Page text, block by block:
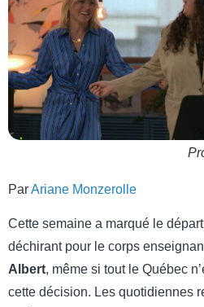
ParAriane Monzerolle
Cette semaine a marqué le
déchirant pour le corps
Albert, même si tout le Québec
cette décision. Les quotidiennes